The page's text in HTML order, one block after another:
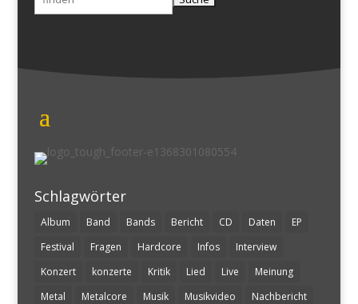
nach:
Schlagwörter
Album Band Bands Bericht CD Daten
EP
Festival
Fragen Hardcore Infos
Interview
Konzert
konzerte Kritik Lied Live
Meinung
Metal
Metalcore Musik Musikvideo Nachbericht